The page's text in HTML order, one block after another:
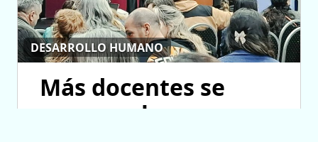
DESARROLLO HUMANO
Más docentes se
suman a la